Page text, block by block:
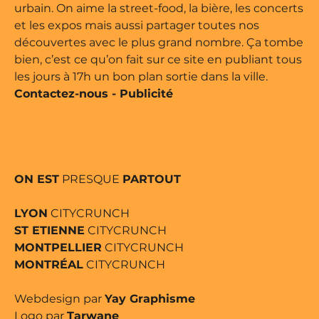
urbain. On aime la street-food, la bière, les concerts
et les expos mais aussi partager toutes nos
découvertes avec le plus grand nombre. Ça tombe
bien, c’est ce qu’on fait sur ce site en publiant tous
les jours à 17h un bon plan sortie dans la ville.
Contactez-nous - Publicité
ON EST PRESQUE PARTOUT
LYON CITYCRUNCH
ST ETIENNE CITYCRUNCH
MONTPELLIER CITYCRUNCH
MONTRÉAL CITYCRUNCH
Webdesign par Yay Graphisme
Logo par Tarwane